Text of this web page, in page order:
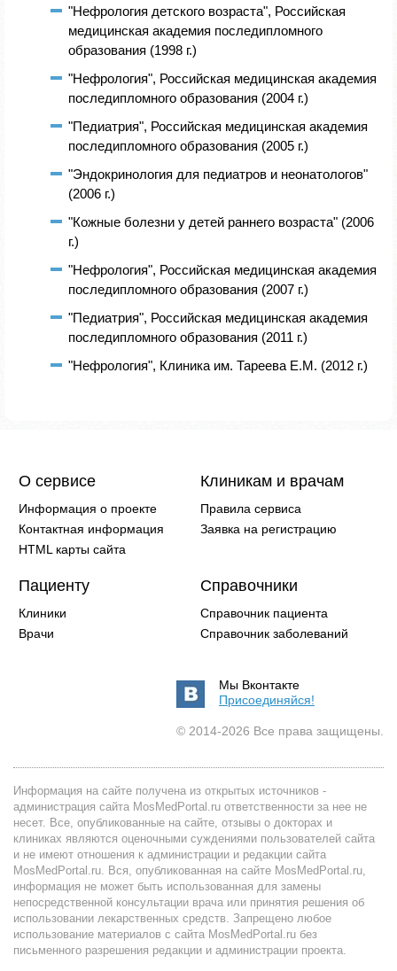
"Нефрология детского возраста", Российская
медицинская академия последипломного
образования (1998 г.)
"Нефрология", Российская медицинская академия
последипломного образования (2004 г.)
"Педиатрия", Российская медицинская академия
последипломного образования (2005 г.)
"Эндокринология для педиатров и неонатологов"
(2006 г.)
"Кожные болезни у детей раннего возраста" (2006
г.)
"Нефрология", Российская медицинская академия
последипломного образования (2007 г.)
"Педиатрия", Российская медицинская академия
последипломного образования (2011 г.)
"Нефрология", Клиника им. Тареева Е.М. (2012 г.)
О сервисе
Информация о проекте
Контактная информация
HTML карты сайта
Клиникам и врачам
Правила сервиса
Заявка на регистрацию
Пациенту
Клиники
Врачи
Справочники
Справочник пациента
Справочник заболеваний
Мы Вконтакте
Присоединяйся!
© 2014-2026 Все права защищены.
Информация на сайте получена из открытых источников -
администрация сайта MosMedPortal.ru ответственности за нее не
несет. Все, опубликованные на сайте, отзывы о докторах и
клиниках являются оценочными суждениями пользователей сайта
и не имеют отношения к администрации и редакции сайта
MosMedPortal.ru. Вся, опубликованная на сайте MosMedPortal.ru,
информация не может быть использованная для замены
непосредственной консультации врача или принятия решения об
использовании лекарственных средств. Запрещено любое
использование материалов с сайта MosMedPortal.ru без
письменного разрешения редакции и администрации проекта.